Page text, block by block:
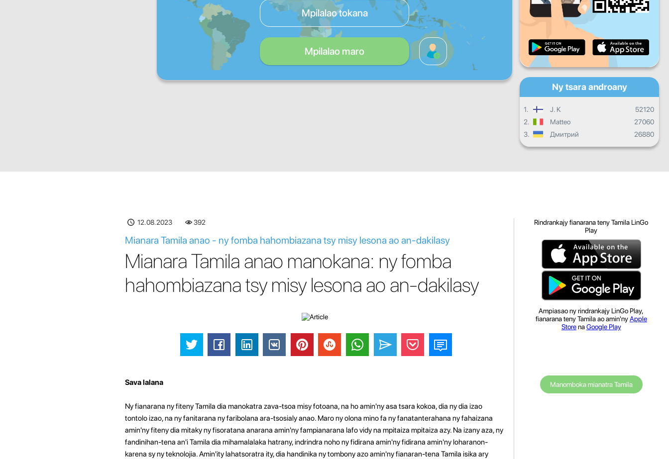
Mpilalao tokana
Mpilalao maro
Fandrosoana isambolana
Fandrosoana ankapobeny
Ny tsara androany
1. J. K
52120
2.
Matteo
27060
3.
Дмитрий 26880
12.08.2023 392
Mianara Tamila anao - ny fomba hahombiazana tsy misy lesona ao an-dakilasy
Mianara Tamila anao manokana: ny fomba
hahombiazana tsy misy lesona ao an-dakilasy
Sava lalana
Ny fianarana ny fiteny Tamila dia manokatra zava-tsoa misy fotoana, na ho amin'ny asa tsara kokoa, dia ny dia izao
tontolo izao, na ny fanitarana ny faribolana ara-tsosialy anao. Maro ny olona mino fa ny fanatanterahana ny fahaizana
amin'ny fiteny dia mitaky ny fisoratana anarana amin'ny fampianarana lafo vidy na mpitaiza mpitaiza azy. Na izany aza, ny
fandinihan-tena an'i Tamila dia mihamalalaka hatrany, indrindra noho ny fidirana amin'ny fidirana amin'ny loharanon-
karena sy ny teknolojia. Amin'ity lahatsoratra ity, dia handinika ny tombony azo amin'ny fianaran-tena Tamila isika ary
Rindrankajy fianarana teny Tamila LinGo
Play
Ampiasao ny rindrankajy LinGo Play,
fianarana teny Tamila ao amin'nyApple
StorenaGoogle Play
Manomboka mianatra Tamila